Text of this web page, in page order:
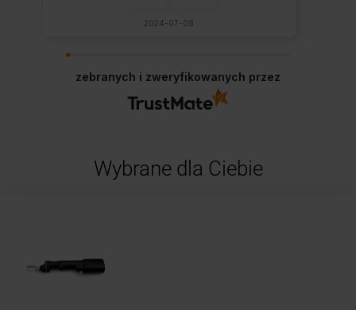
2024-07-08
zebranych i zweryfikowanych przez
Wybrane dla Ciebie